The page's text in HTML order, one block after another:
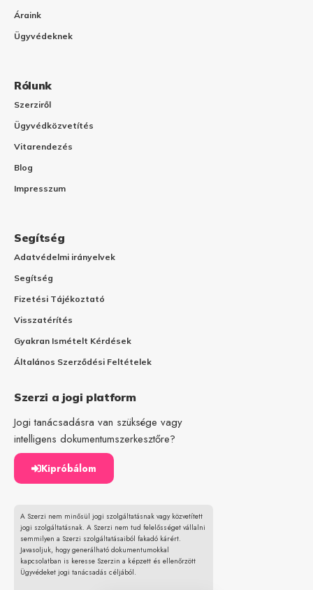
Áraink
Ügyvédeknek
Rólunk
Szerziről
Ügyvédközvetítés
Vitarendezés
Blog
Impresszum
Segítség
Adatvédelmi irányelvek
Segítség
Fizetési Tájékoztató
Visszatérítés
Gyakran Ismételt Kérdések
Általános Szerződési Feltételek
Szerzi a jogi platform
Jogi tanácsadásra van szüksége vagy
intelligens dokumentumszerkesztőre?
Kipróbálom
A Szerzi nem minősül jogi szolgáltatásnak vagy közvetített
jogi szolgáltatásnak. A Szerzi nem tud felelősséget vállalni
semmilyen a Szerzi szolgáltatásaiból fakadó kárért.
Javasoljuk, hogy generálható dokumentumokkal
kapcsolatban is keresse Szerzin a képzett és ellenőrzött
Ügyvédeket jogi tanácsadás céljából.